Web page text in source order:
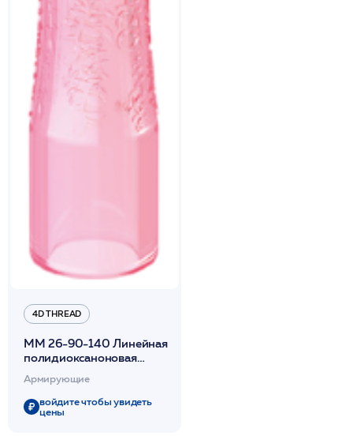
4D THREAD
МM 26-90-140 Линейная
полидиоксаноновая
гладкая Mono нить с
иглой 20шт/уп/ 4D
Thread IROXIN
Армирующие
войдите чтобы увидеть
цены